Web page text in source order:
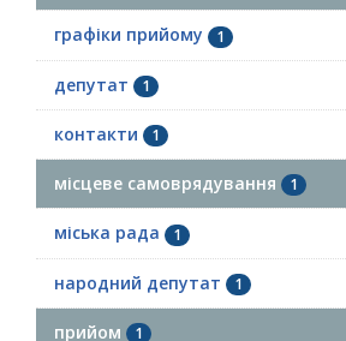
графіки прийому 1
депутат 1
контакти 1
місцеве самоврядування 1
міська рада 1
народний депутат 1
прийом 1